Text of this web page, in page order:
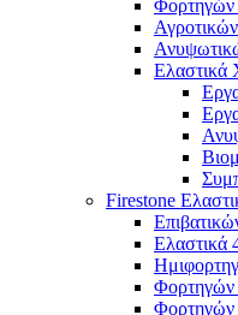
Ελαστικά
Firestone
Ελαστικά